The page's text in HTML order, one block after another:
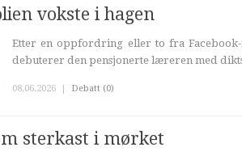
vokste i hagen
Etter en oppfordring eller to fra
debuterer den pensjonerte læreren med
08.06.2026 | Debatt (0)
sterkast i mørket